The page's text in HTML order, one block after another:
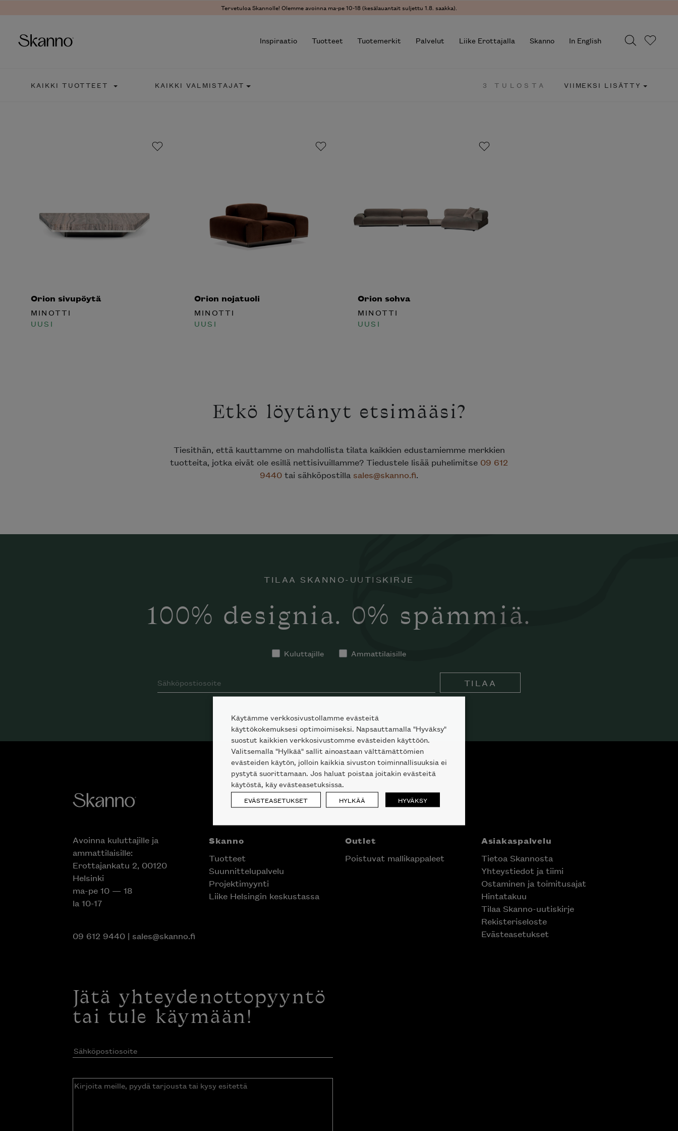
Tervetuloa Skannolle! Olemme avoinna ma-pe 10-18 (kesälauantait suljettu 1.8. saakka).
Inspiraatio Tuotteet Tuotemerkit Palvelut Liike Erottajalla Skanno In English
KAIKKI TUOTTEET KAIKKI VALMISTAJAT 3 TULOSTA VIIMEKSI LISÄTTY
Orion sivupöytä
MINOTTI
UUSI
Orion nojatuoli
MINOTTI
UUSI
Orion sohva
MINOTTI
UUSI
Etkö löytänyt etsimääsi?
Tiesithän, että kauttamme on mahdollista tilata kaikkien edustamiemme merkkien
tuotteita, jotka eivät ole esillä nettisivuillamme? Tiedustele lisää puhelimitse09 612
9440tai sähköpostillasales@skanno.fi.
TILAA SKANNO-UUTISKIRJE
100% designia. 0% spämmiä.
Kuluttajille Ammattilaisille
TILAA
Avoinna kuluttajille ja
ammattilaisille:
Erottajankatu 2, 00120
Helsinki
ma-pe 10 — 18
la 10-17
09 612 9440|
Skanno
Tuotteet
Suunnittelupalvelu
Projektimyynti
Liike Helsingin keskustassa
Outlet
Poistuvat mallikappaleet
Asiakaspalvelu
Tietoa Skannosta
Yhteystiedot ja tiimi
Ostaminen ja toimitusajat
Hintatakuu
Tilaa Skanno-uutiskirje
Rekisteriseloste
Evästeasetukset
Jätä yhteydenottopyyntö
tai tule käymään!
Sähköpostiosoite(Pakollinen)
Kirjoita
Haluatko tilata
Minotti’n
katalogin kotiisi?
Inspiroidu italialaisen merkin laadukkaasta
huonekalumallistosta.
Käytämme verkkosivustollamme evästeitä
käyttökokemuksesi optimoimiseksi. Napsauttamalla "Hyväksy"
suostut kaikkien verkkosivustomme evästeiden käyttöön.
Valitsemalla "Hylkää" sallit ainoastaan välttämättömien
evästeiden käytön, jolloin kaikkia sivuston toiminnallisuuksia ei
pystytä suorittamaan. Jos haluat poistaa joitakin evästeitä
käytöstä, käy evästeasetuksissa.
EVÄSTEASETUKSET HYLKÄÄ HYVÄKSY